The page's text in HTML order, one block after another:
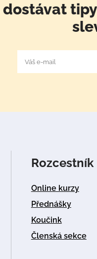
dostávat
Rozcestník
Online kurzy
Přednášky
Koučink
Členská sekce